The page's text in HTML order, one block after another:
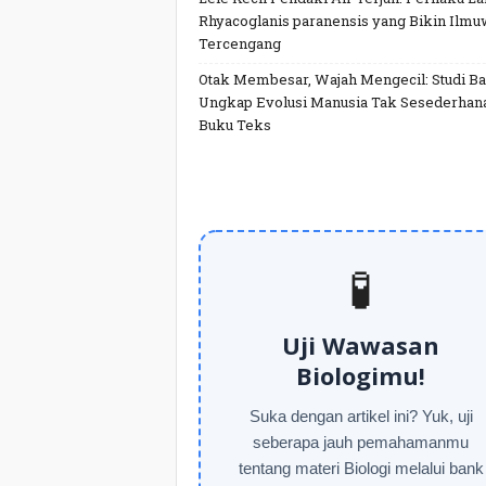
Rhyacoglanis paranensis yang Bikin
Tercengang
Otak Membesar, Wajah Mengecil: Studi
Ungkap Evolusi Manusia Tak
Buku Teks
🧪
Uji Wawasan
Biologimu!
Suka dengan artikel ini? Yuk, uji
seberapa jauh pemahamanmu
tentang materi Biologi melalui bank